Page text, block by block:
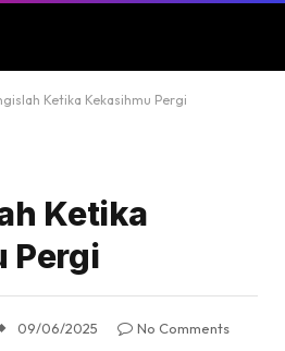
Ketika Kekasihmu Pergi
Ketika
Pergi
09/06/2025
No Comments